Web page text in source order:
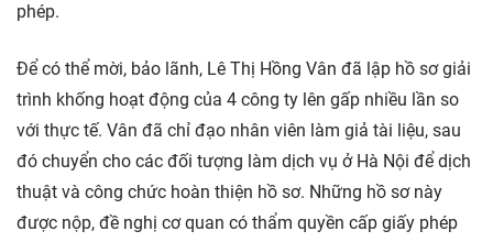
phép.
Để có thể mời, bảo lãnh, Lê Thị Hồng Vân đã lập hồ sơ giải
trình khống hoạt động của 4 công ty lên gấp nhiều lần so
với thực tế. Vân đã chỉ đạo nhân viên làm giả tài liệu, sau
đó chuyển cho các đối tượng làm dịch vụ ở Hà Nội để dịch
thuật và công chức hoàn thiện hồ sơ. Những hồ sơ này
được nộp, đề nghị cơ quan có thẩm quyền cấp giấy phép